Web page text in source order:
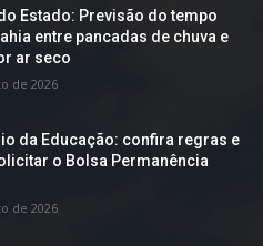
Estado: Previsão do tempo
entre pancadas de chuva e
ar seco
de 2026
da Educação: confira regras e
o Bolsa Permanência
de 2026